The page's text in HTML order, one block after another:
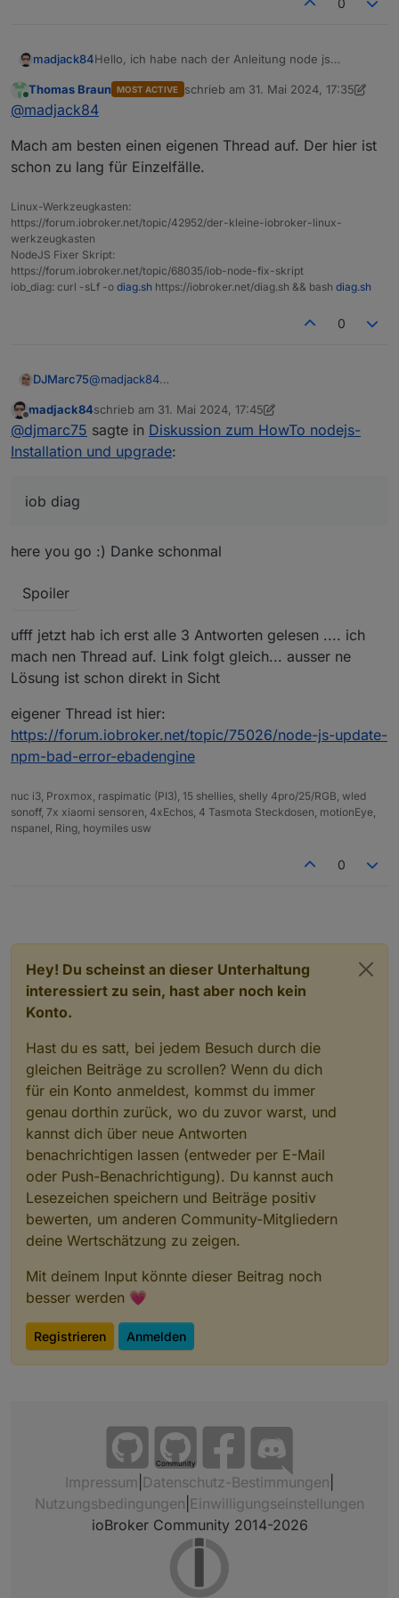
Nothing to do - Your installation is
You are running nodejs v16.19.0. Do you
Press <y> to continue or any other key to
0
madjack84Hello, ich habe nach der Anleitung node js
iob nodejs-update
ioBroker nodejs fixer 2024-05-23
Checking your installation now. Please be
/usr/bin/node 		v16.19.0
/usr/bin/npm 		8.19.3
/usr/bin/npx 		8.19.3
nodejs:
  Candidate: 16.20.2-deb-1nodesource1
  Version table:
     16.20.2-deb-1nodesource1 500
500 http://de.archive.ubuntu.com/
Nothing to do - Your installation is using
You are running nodejs v16.19.0. Do you
Press <y> to continue or any other key to
jedem Adapter Upgradeversuch einen npm error
npm error code EBADENGINE
laut Host Info ist Npm 10.7 nun installiert...
Habt ihr da Ideen dazu? welche logs braucht ihr?
Online
Thomas Braun MOST ACTIVE schrieb am 31. Mai 2024, 17:35
zuletzt editiert von Thomas Braun
@madjack84
Mach am besten einen eigenen Thread auf. Der hier ist
schon zu lang für Einzelfälle.
Linux-Werkzeugkasten:
https://forum.iobroker.net/topic/42952/der-kleine-iobroker-linux-
werkzeugkasten
NodeJS Fixer Skript:
https://forum.iobroker.net/topic/68035/iob-node-fix-skript
iob_diag: curl -sLf -o diag.sh https://iobroker.net/diag.sh && bash diag.sh
0
DJMarc75@madjack84
zeigen
Offline
madjack84schrieb am 31. Mai 2024, 17:45
zuletzt editiert von madjack84
@djmarc75 sagte in Diskussion zum HowTo nodejs-
Installation und upgrade:
iob diag
here you go :) Danke schonmal
Spoiler
ufff jetzt hab ich erst alle 3 Antworten gelesen .... ich
mach nen Thread auf. Link folgt gleich... ausser ne
Lösung ist schon direkt in Sicht
eigener Thread ist hier:
https://forum.iobroker.net/topic/75026/node-js-update-
npm-bad-error-ebadengine
nuc i3, Proxmox, raspimatic (PI3), 15 shellies, shelly 4pro/25/RGB, wled
sonoff, 7x xiaomi sensoren, 4xEchos, 4 Tasmota Steckdosen, motionEye,
nspanel, Ring, hoymiles usw
0
Hey! Du scheinst an dieser Unterhaltung
interessiert zu sein, hast aber noch kein
Konto.
Hast du es satt, bei jedem Besuch durch die
gleichen Beiträge zu scrollen? Wenn du dich
für ein Konto anmeldest, kommst du immer
genau dorthin zurück, wo du zuvor warst, und
kannst dich über neue Antworten
benachrichtigen lassen (entweder per E-Mail
oder Push-Benachrichtigung). Du kannst auch
Lesezeichen speichern und Beiträge positiv
bewerten, um anderen Community-Mitgliedern
deine Wertschätzung zu zeigen.
Mit deinem Input könnte dieser Beitrag noch
besser werden 💗
Registrieren Anmelden
Community
Impressum Datenschutz-Bestimmungen
Nutzungsbedingungen Einwilligungseinstellungen
ioBroker Community 2014-2026